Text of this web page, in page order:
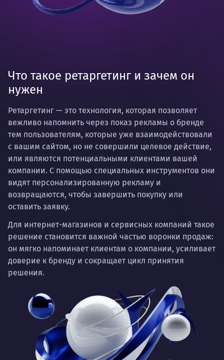
Что такое ретаргетинг и зачем он
нужен
Ретаргетинг — это технология, которая позволяет
вежливо напомнить через показ рекламы о бренде
тем пользователям, которые уже взаимодействовали
с вашим сайтом, но не совершили целевое действие,
или являются потенциальными клиентами вашей
компании. С помощью специальных инструментов они
видят персонализированную рекламу и
возвращаются, чтобы завершить покупку или
оставить заявку.
Для интернет-магазинов и сервисных компаний такое
решение становится важной частью воронки продаж:
он мягко напоминает клиентам о компании, усиливает
доверие к бренду и сокращает цикл принятия
решения.